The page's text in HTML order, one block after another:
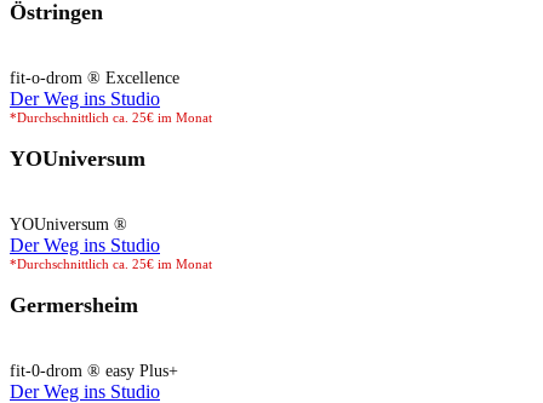
Östringen
fit-o-drom ® Excellence
Der Weg ins Studio
*Durchschnittlich ca. 25€ im Monat
YOUniversum
YOUniversum ®
Der Weg ins Studio
*Durchschnittlich ca. 25€ im Monat
Germersheim
fit-0-drom ® easy Plus+
Der Weg ins Studio